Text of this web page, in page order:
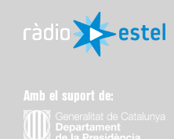
Amb el suport de: